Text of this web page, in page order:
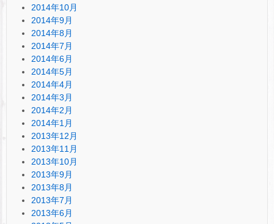
2014年10月
2014年9月
2014年8月
2014年7月
2014年6月
2014年5月
2014年4月
2014年3月
2014年2月
2014年1月
2013年12月
2013年11月
2013年10月
2013年9月
2013年8月
2013年7月
2013年6月